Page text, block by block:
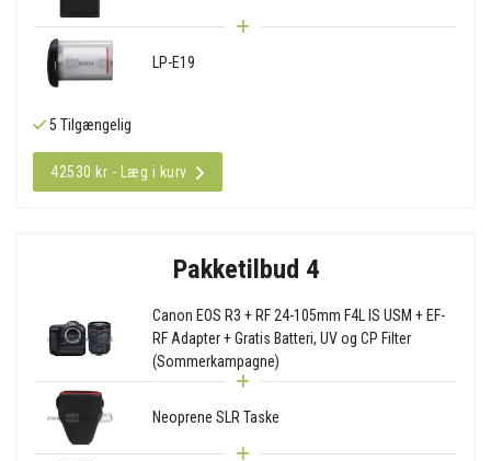
LP-E19
5 Tilgængelig
42530 kr - Læg i kurv
Pakketilbud 4
Canon EOS R3 + RF 24-105mm F4L IS USM + EF-
RF Adapter + Gratis Batteri, UV og CP Filter
(Sommerkampagne)
Neoprene SLR Taske